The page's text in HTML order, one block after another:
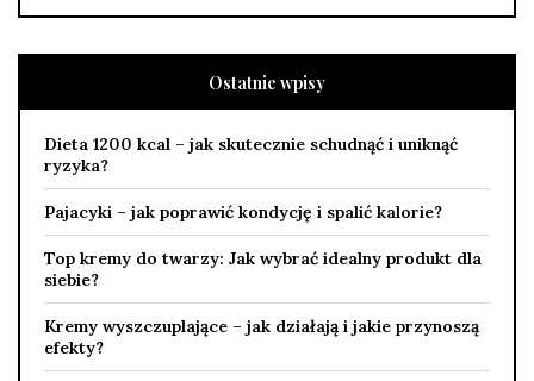
Ostatnie wpisy
Dieta 1200 kcal – jak skutecznie schudnąć i uniknąć
ryzyka?
Pajacyki – jak poprawić kondycję i spalić kalorie?
Top kremy do twarzy: Jak wybrać idealny produkt dla
siebie?
Kremy wyszczuplające – jak działają i jakie przynoszą
efekty?